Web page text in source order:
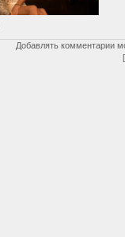
Добавлять комментарии